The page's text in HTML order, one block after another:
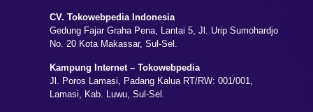
CV. Tokowebpedia Indonesia
Gedung Fajar Graha Pena, Lantai 5, Jl. Urip Sumohardjo
No. 20 Kota Makassar, Sul-Sel.
Kampung Internet – Tokowebpedia
Jl. Poros Lamasi, Padang Kalua RT/RW: 001/001,
Lamasi, Kab. Luwu, Sul-Sel.